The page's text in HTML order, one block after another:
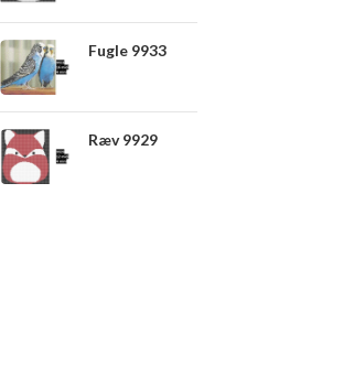
Fugle 9933
Ræv 9929